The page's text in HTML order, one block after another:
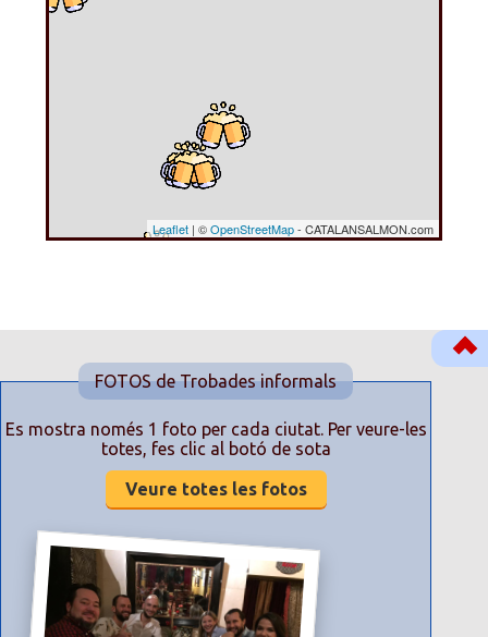
Leaflet | ©OpenStreetMap- CATALANSALMON.com
FOTOS de Trobades informals
Es mostra només 1 foto per cada ciutat. Per veure-les
totes, fes clic al botó de sota
Veure totes les fotos